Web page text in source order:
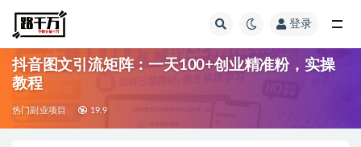
登录
抖音图文引流矩阵：一天100+创业精准粉，实操
教程
热门副业项目 19.9